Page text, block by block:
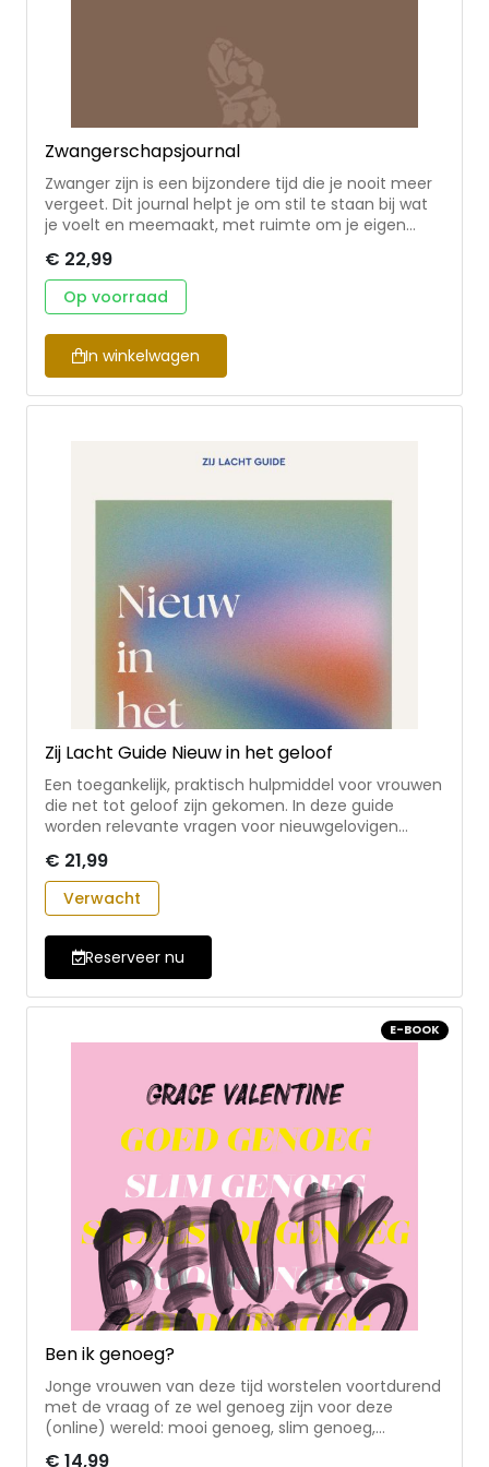
Zwangerschapsjournal
Zwanger zijn is een bijzondere tijd die je nooit meer
vergeet. Dit journal helpt je om stil te staan bij wat
je voelt en meemaakt, met ruimte om je eigen
bemoedigende overdenkingen en ontroerende
getuigenissen van andere vrouwen • een waardevol
hulpmiddel tijdens je zwangerschap, en bovenal een
Liza Kruit (1994) is freelance
communicatieprofessional. Eerder was ze Hoofd Zij
Lacht. Liza woont met haar man en twee dochters
Zara (2023) en Vere (2025) in Gouda.
€ 22,99
Op voorraad
In winkelwagen
Zij Lacht Guide Nieuw in het geloof
Een toegankelijk, praktisch hulpmiddel voor vrouwen
die net tot geloof zijn gekomen. In deze guide
worden relevante vragen voor nieuwgelovigen
God en de heilige Geest? Waarom bestaan de Bijbel
en de kerk? De lezer wordt met opdrachten en
reflectievragen aan het denken gezet over deze
nieuw jasje en met een nieuwe opzet • met bijbelse
uitleg en onderwijs, maar ook praktische
opdrachten en ruimte voor reflectie • voor mensen
die pas tot geloof zijn gekomen Zij Lacht is een
community voor christelijke vrouwen met hart voor
leesplannen en dagboeken zodat vrouwen de Bijbel
€ 21,99
Verwacht
Reserveer nu
E-BOOK
Ben ik genoeg?
Jonge vrouwen van deze tijd worstelen voortdurend
met de vraag of ze wel genoeg zijn voor deze
(online) wereld: mooi genoeg, slim genoeg,
€ 14,99